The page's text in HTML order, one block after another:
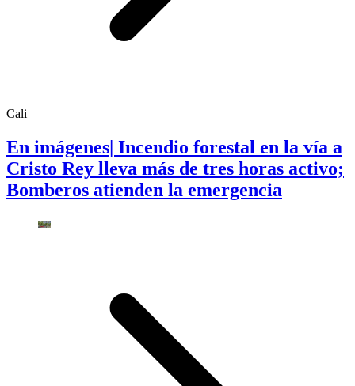
Cali
En imágenes| Incendio forestal en la vía a
Cristo Rey lleva más de tres horas activo;
Bomberos atienden la emergencia